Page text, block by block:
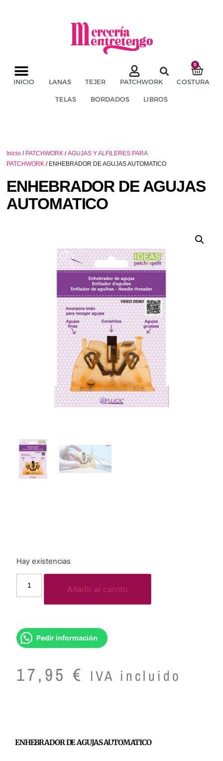
0
INICIO LANAS TEJER PATCHWORK COSTURA
TELAS BORDADOS LIBROS
Inicio / PATCHWORK /AGUJAS Y ALFILERES PARA
PATCHWORK / ENHEBRADOR DE AGUJAS AUTOMATICO
ENHEBRADOR DE AGUJAS
AUTOMATICO
Hay existencias
Añadir al carrito
Pedir información
17,95 € IVA incluido
ENHEBRADOR DE AGUJAS AUTOMATICO